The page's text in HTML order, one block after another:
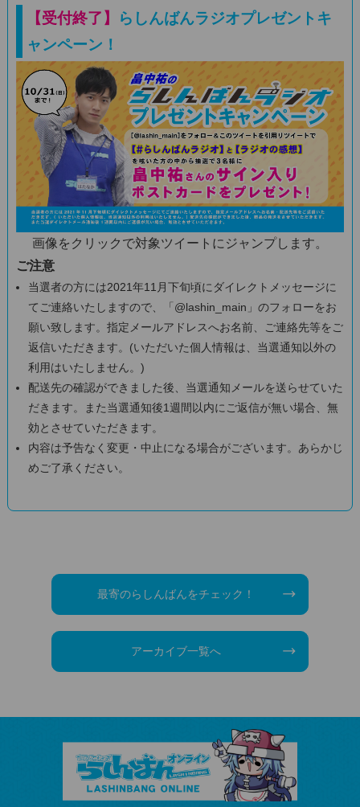
【受付終了】
らしんばんラジオプレゼントキ
ャンペーン！
画像をクリックで対象ツイートにジャンプします。
ご注意
当選者の方には2021年11月下旬頃にダイレクトメッセージに
てご連絡いたしますので、「@lashin_main」のフォローをお
願い致します。指定メールアドレスへお名前、ご連絡先等をご
返信いただきます。(いただいた個人情報は、当選通知以外の
利用はいたしません。)
配送先の確認ができました後、当選通知メールを送らせていた
だきます。また当選通知後1週間以内にご返信が無い場合、無
効とさせていただきます。
内容は予告なく変更・中止になる場合がございます。あらかじ
めご了承ください。
最寄のらしんばんをチェック！
アーカイブ一覧へ